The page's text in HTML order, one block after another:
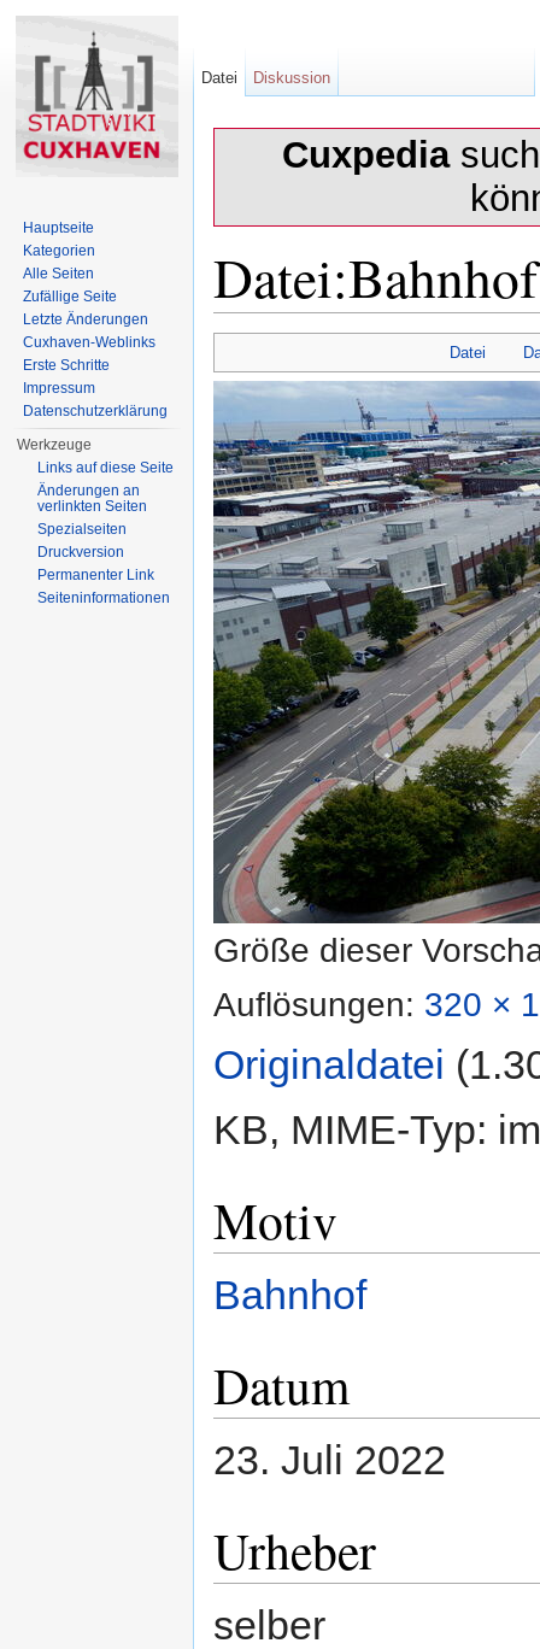
Cuxpedia
Datei
Größe dieser
Auflösungen: 320 ×
Originaldatei
KB, MIME-Typ:
Motiv
Bahnhof
Datum
23. Juli 2022
Urheber
selber
Datei Diskussion
Hauptseite
Kategorien
Alle Seiten
Zufällige Seite
Letzte Änderungen
Cuxhaven-Weblinks
Erste Schritte
Impressum
Datenschutzerklärung
Werkzeuge
Links auf diese Seite
Änderungen an
verlinkten Seiten
Spezialseiten
Druckversion
Permanenter Link
Seiten­informationen